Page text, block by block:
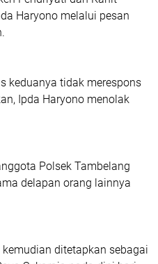
Haryono melalui pesan
keduanya tidak merespons
Ipda Haryono menolak
Polsek Tambelang
delapan orang lainnya
ditetapkan sebagai